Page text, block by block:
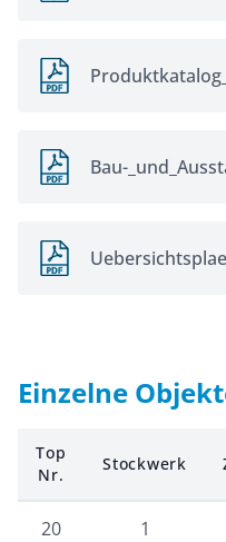
Bau-
Einzelne
Top
Nr.
Stockwerk
20 1